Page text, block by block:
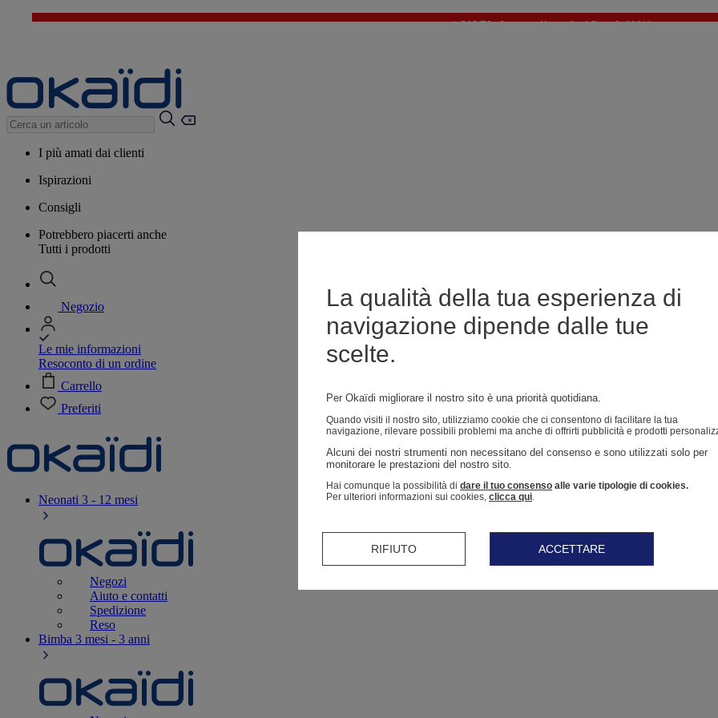
🔥SALDI : Ancora più prodotti fino al -60%*>
I più amati dai clienti
Ispirazioni
Consigli
Potrebbero piacerti anche
Tutti i prodotti
Negozio
Le mie informazioni
Resoconto di un ordine
Carrello
Preferiti
Neonati 3 - 12 mesi
Negozi
Aiuto e contatti
Spedizione
Reso
Bimba 3 mesi - 3 anni
La qualità della tua esperienza di
navigazione dipende dalle tue
scelte.
Per Okaïdi migliorare il nostro sito è una priorità quotidiana.
Quando visiti il ​​nostro sito, utilizziamo cookie che ci consentono di facilitare la tua
navigazione, rilevare possibili problemi ma anche di offrirti pubblicità e prodotti
Alcuni dei nostri strumenti non necessitano del consenso e sono utilizzati solo per
monitorare le prestazioni del nostro sito.
Hai comunque la possibilità di dare il tuo consenso alle varie tipologie di cookies.
Per ulteriori informazioni sui cookies, clicca qui
RIFIUTO ACCETTARE